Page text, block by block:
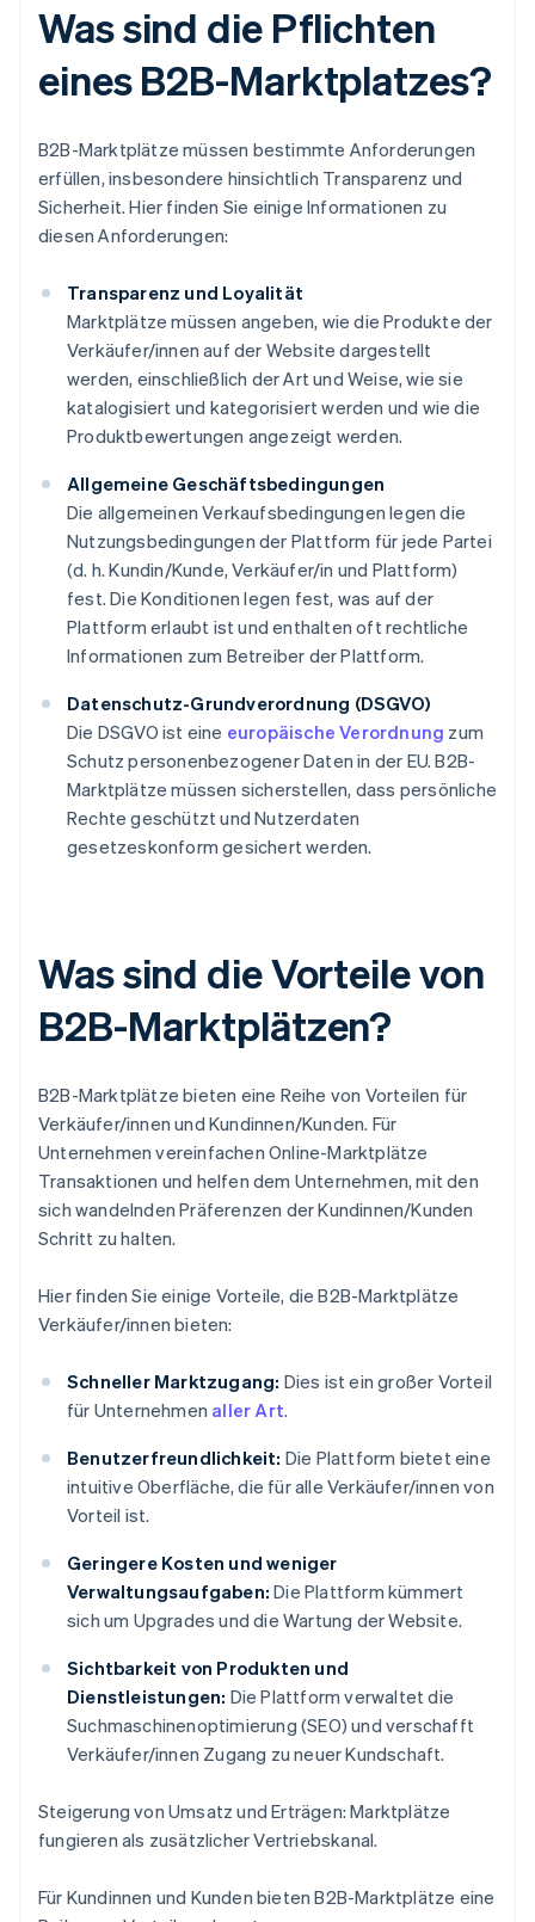
Was sind die Pflichten
eines B2B-Marktplatzes?
B2B-Marktplätze müssen bestimmte Anforderungen
erfüllen, insbesondere hinsichtlich Transparenz und
Sicherheit. Hier finden Sie einige Informationen zu
diesen Anforderungen:
Transparenz und Loyalität
Marktplätze müssen angeben, wie die Produkte der
Verkäufer/innen auf der Website dargestellt
werden, einschließlich der Art und Weise, wie sie
katalogisiert und kategorisiert werden und wie die
Produktbewertungen angezeigt werden.
Allgemeine Geschäftsbedingungen
Die allgemeinen Verkaufsbedingungen legen die
Nutzungsbedingungen der Plattform für jede Partei
(d. h. Kundin/Kunde, Verkäufer/in und Plattform)
fest. Die Konditionen legen fest, was auf der
Plattform erlaubt ist und enthalten oft rechtliche
Informationen zum Betreiber der Plattform.
Datenschutz-Grundverordnung (DSGVO)
Die DSGVO ist eine europäische Verordnung zum
Schutz personenbezogener Daten in der EU. B2B-
Marktplätze müssen sicherstellen, dass persönliche
Rechte geschützt und Nutzerdaten
gesetzeskonform gesichert werden.
Was sind die Vorteile von
B2B-Marktplätzen?
B2B-Marktplätze bieten eine Reihe von Vorteilen für
Verkäufer/innen und Kundinnen/Kunden. Für
Unternehmen vereinfachen Online-Marktplätze
Transaktionen und helfen dem Unternehmen, mit den
sich wandelnden Präferenzen der Kundinnen/Kunden
Schritt zu halten.
Hier finden Sie einige Vorteile, die B2B-Marktplätze
Verkäufer/innen bieten:
Schneller Marktzugang: Dies ist ein großer Vorteil
für Unternehmen aller Art.
Benutzerfreundlichkeit: Die Plattform bietet eine
intuitive Oberfläche, die für alle Verkäufer/innen von
Vorteil ist.
Geringere Kosten und weniger
Verwaltungsaufgaben: Die Plattform kümmert
sich um Upgrades und die Wartung der Website.
Sichtbarkeit von Produkten und
Dienstleistungen: Die Plattform verwaltet die
Suchmaschinenoptimierung (SEO) und verschafft
Verkäufer/innen Zugang zu neuer Kundschaft.
Steigerung von Umsatz und Erträgen: Marktplätze
fungieren als zusätzlicher Vertriebskanal.
Für Kundinnen und Kunden bieten B2B-Marktplätze eine